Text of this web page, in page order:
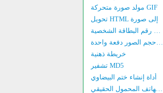
مولد صورة متحركة GIF
تحويل HTML إلى صورة
استعلام أول 6 أرقام من رقم البطاقة الشخصية
أداة تغيير حجم الصور دفعة واحدة
خريطة ذهنية
تشفير MD5
أداة إنشاء ختم البيضاوي
التحقق من اسم صاحب رقم الهاتف المحمول الحقيقي